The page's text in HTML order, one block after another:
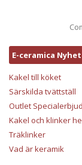
E-ceramica
Kakel till köket
Särskilda tvättställ
Outlet
Kakel och klinker
Träklinker
Vad är keramik